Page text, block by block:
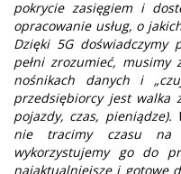
pokrycie zasięgiem i
opracowanie usług, o
Dzięki 5G doświadczymy
pełni zrozumieć, musimy
nośnikach danych i
przedsiębiorcy jest walka
pojazdy, czas,
nie tracimy czasu na
wykorzystujemy go do
najaktualniejsze i gotowe